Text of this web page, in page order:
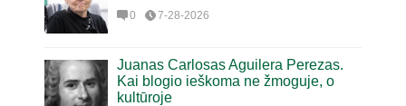
0 7-28-2026
Juanas Carlosas Aguilera Perezas.
Kai blogio ieškoma ne žmoguje, o
kultūroje